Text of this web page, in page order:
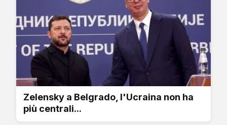
Zelensky a Belgrado, l'Ucraina non ha
più centrali...